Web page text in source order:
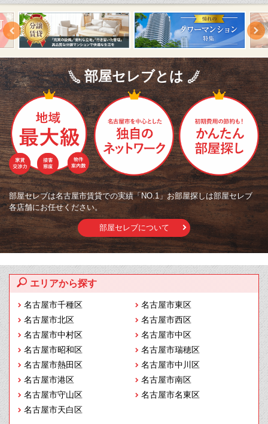
部屋セレブとは
部屋セレブは名古屋市賃貸での実績「NO.1」お部屋探しは部屋セレブ
各店舗にお任せください。
部屋セレブについて
エリアから探す
名古屋市千種区
名古屋市東区
名古屋市北区
名古屋市西区
名古屋市中村区
名古屋市中区
名古屋市昭和区
名古屋市瑞穂区
名古屋市熱田区
名古屋市中川区
名古屋市港区
名古屋市南区
名古屋市守山区
名古屋市名東区
名古屋市天白区